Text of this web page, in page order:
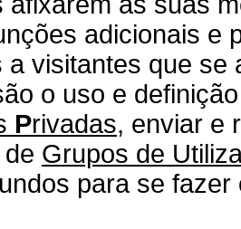
adicionais e
a visitantes que se
o uso e
Privadas, enviar e
Grupos de
para se